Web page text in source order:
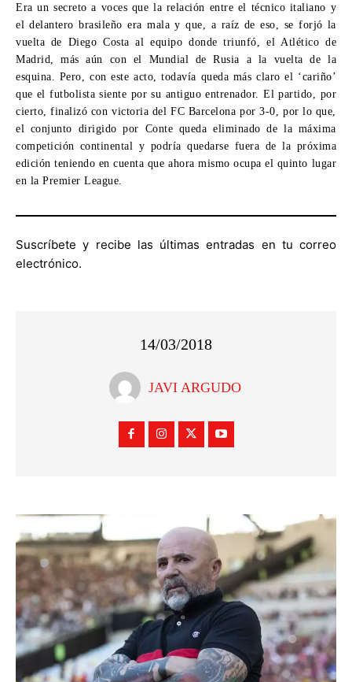
Era un secreto a voces que la relación entre el técnico italiano y
el delantero brasileño era mala y que, a raíz de eso, se forjó la
vuelta de Diego Costa al equipo donde triunfó, el Atlético de
Madrid, más aún con el Mundial de Rusia a la vuelta de la
esquina. Pero, con este acto, todavía queda más claro el ‘cariño’
que el futbolista siente por su antiguo entrenador. El partido, por
cierto, finalizó con victoria del FC Barcelona por 3-0, por lo que,
el conjunto dirigido por Conte queda eliminado de la máxima
competición continental y podría quedarse fuera de la próxima
edición teniendo en cuenta que ahora mismo ocupa el quinto lugar
en la Premier League.
Suscríbete y recibe las últimas entradas en tu correo
electrónico.
14/03/2018
JAVI ARGUDO